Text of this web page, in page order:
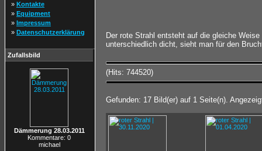
» Kontakte
» Equipment
» Impressum
» Datenschutzerklärung
Zufallsbild
Dämmerung 28.03.2011
Kommentare: 0
michael
Der rote Strahl entsteht auf die gleiche
unterschiedlich dicht, sieht man für den
(Hits: 744520)
Gefunden: 17 Bild(er) auf 1 Seite(n).